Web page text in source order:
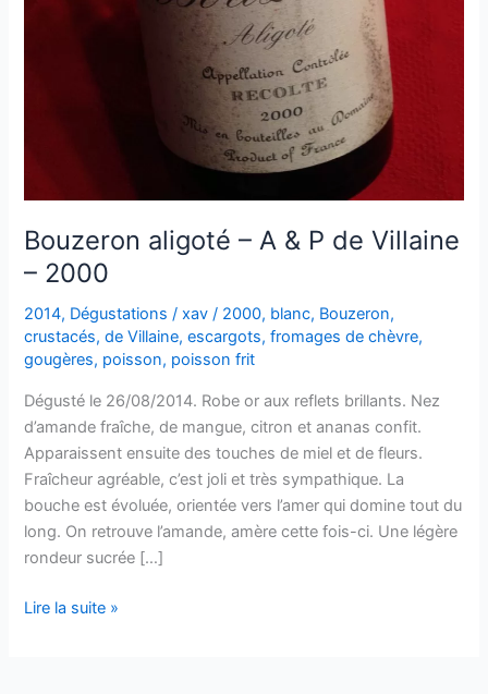
Bouzeron aligoté – A & P de Villaine
– 2000
2014, Dégustations /xav/ 2000, blanc, Bouzeron,
crustacés,de Villaine,escargots,fromages de chèvre,
gougères, poisson, poisson frit
Dégusté le 26/08/2014. Robe or aux reflets brillants. Nez
d’amande fraîche, de mangue, citron et ananas confit.
Apparaissent ensuite des touches de miel et de fleurs.
Fraîcheur agréable, c’est joli et très sympathique. La
bouche est évoluée, orientée vers l’amer qui domine tout du
long. On retrouve l’amande, amère cette fois-ci. Une légère
rondeur sucrée […]
Bouzeron
Lire la suite »